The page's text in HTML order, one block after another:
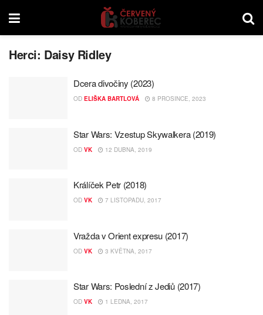
Herci: Daisy Ridley
Dcera divočiny (2023)
OD ELIŠKA BARTLOVÁ 8 PROSINCE, 2023
Star Wars: Vzestup Skywalkera (2019)
OD VK 12 DUBNA, 2019
Králíček Petr (2018)
OD VK 7 LISTOPADU, 2017
Vražda v Orient expresu (2017)
OD VK 3 KVĚTNA, 2017
Star Wars: Poslední z Jediů (2017)
OD VK 1 LEDNA, 2017